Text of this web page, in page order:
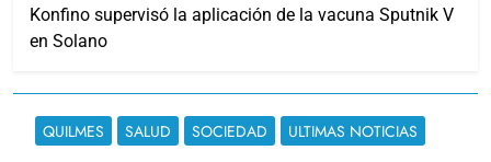
Konfino supervisó la aplicación de la vacuna Sputnik V
en Solano
QUILMES SALUD SOCIEDAD ULTIMAS NOTICIAS